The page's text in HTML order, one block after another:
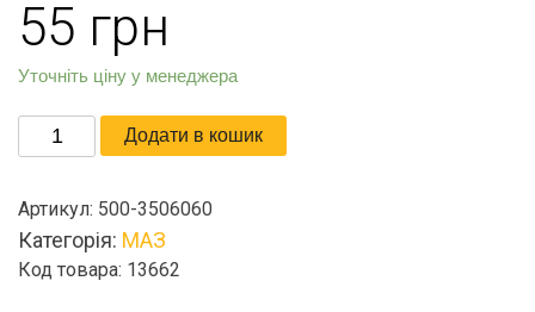
55 грн
Уточніть ціну у менеджера
Шланг
подвода
к
клапану
усилителя
Додати в кошик
Артикул: 500-3506060
Категорія: МАЗ
Код товара: 13662